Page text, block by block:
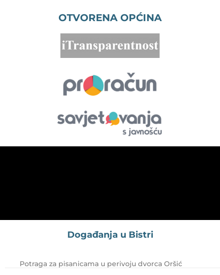
OTVORENA OPĆINA
Događanja u Bistri
Potraga za pisanicama u perivoju dvorca Oršić